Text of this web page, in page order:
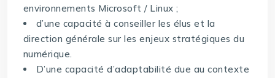
environnements Microsoft / Linux ;
d’une capacité à conseiller les élus et la
direction générale sur les enjeux stratégiques du
numérique.
D’une capacité d’adaptabilité due au contexte